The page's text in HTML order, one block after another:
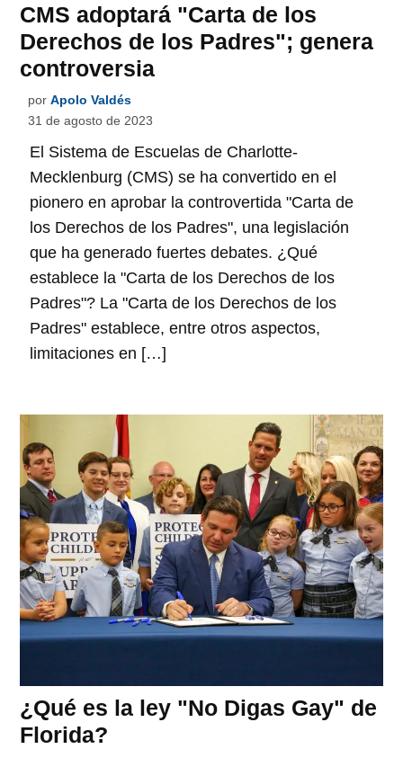
CMS adoptará "Carta de los
Derechos de los Padres"; genera
controversia
por Apolo Valdés
31 de agosto de 2023
El Sistema de Escuelas de Charlotte-
Mecklenburg (CMS) se ha convertido en el
pionero en aprobar la controvertida "Carta de
los Derechos de los Padres", una legislación
que ha generado fuertes debates. ¿Qué
establece la "Carta de los Derechos de los
Padres"? La "Carta de los Derechos de los
Padres" establece, entre otros aspectos,
limitaciones en […]
¿Qué es la ley "No Digas Gay" de
Florida?